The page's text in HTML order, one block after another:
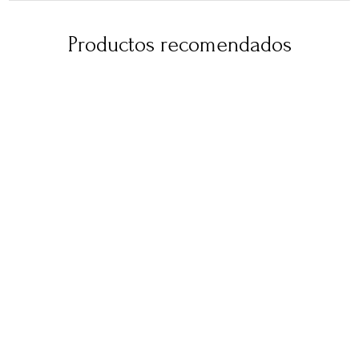
Productos recomendados